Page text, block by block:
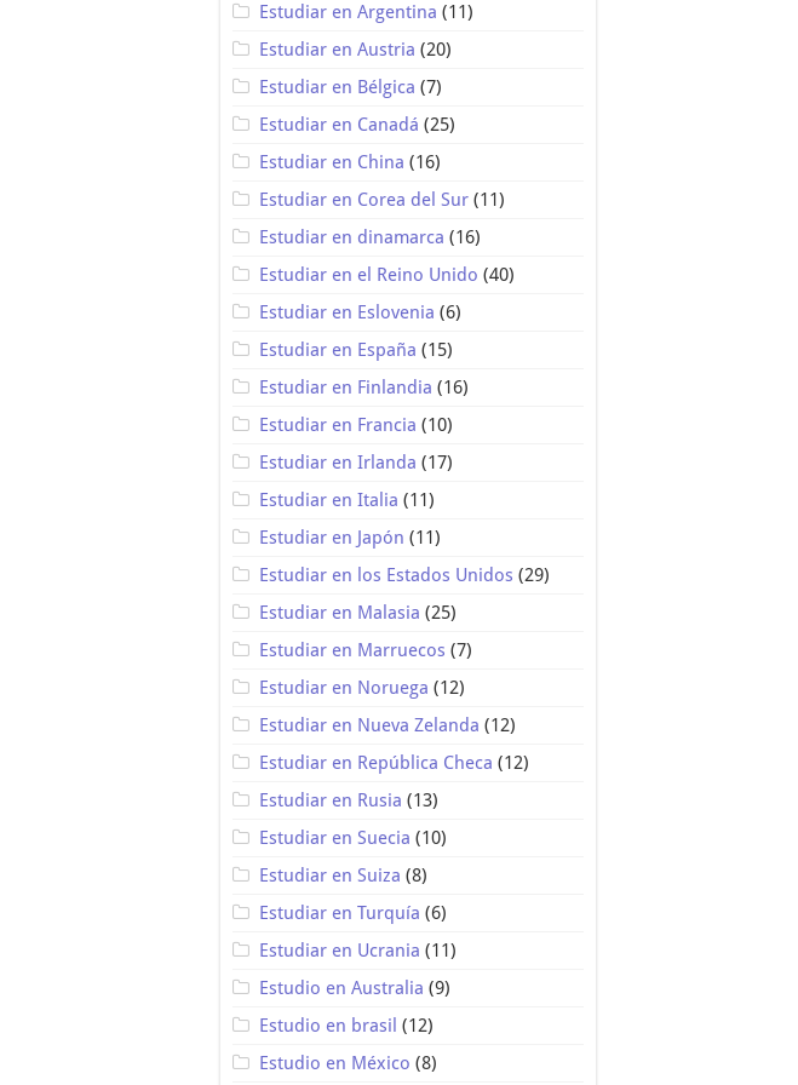
Estudiar en Argentina (11)
Estudiar en Austria (20)
Estudiar en Bélgica (7)
Estudiar en Canadá (25)
Estudiar en China (16)
Estudiar en Corea del Sur(11)
Estudiar en dinamarca (16)
Estudiar en el Reino Unido (40)
Estudiar en Eslovenia (6)
Estudiar en España (15)
Estudiar en Finlandia (16)
Estudiar en Francia (10)
Estudiar en Irlanda (17)
Estudiar en Italia (11)
Estudiar en Japón (11)
Estudiar en los Estados Unidos (29)
Estudiar en Malasia (25)
Estudiar en Marruecos (7)
Estudiar en Noruega (12)
Estudiar en Nueva Zelanda (12)
Estudiar en República Checa (12)
Estudiar en Rusia (13)
Estudiar en Suecia (10)
Estudiar en Suiza (8)
Estudiar en Turquía (6)
Estudiar en Ucrania (11)
Estudio en Australia (9)
Estudio en brasil (12)
Estudio en México (8)